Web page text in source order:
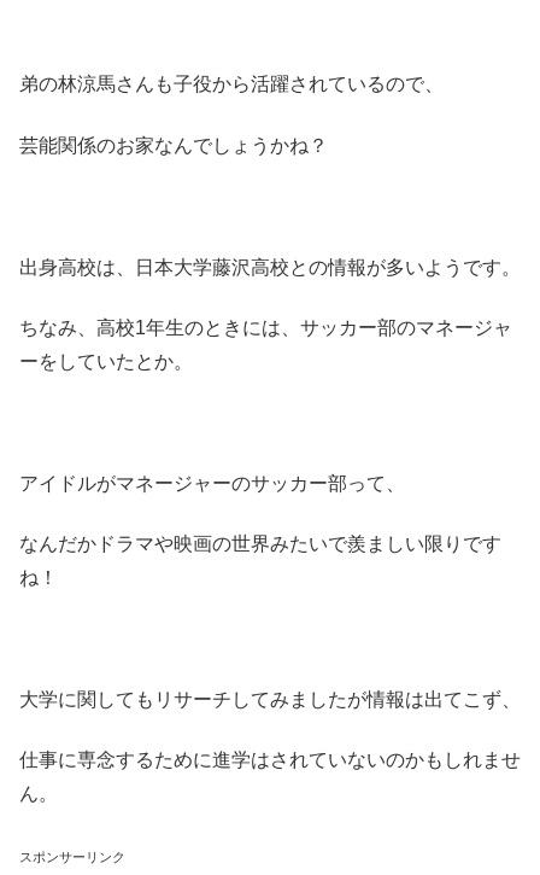
弟の林涼馬さんも子役から活躍されているので、
芸能関係のお家なんでしょうかね？
出身高校は、日本大学藤沢高校との情報が多いようです。
ちなみ、高校1年生のときには、サッカー部のマネージャ
ーをしていたとか。
アイドルがマネージャーのサッカー部って、
なんだかドラマや映画の世界みたいで羨ましい限りです
ね！
大学に関してもリサーチしてみましたが情報は出てこず、
仕事に専念するために進学はされていないのかもしれませ
ん。
スポンサーリンク